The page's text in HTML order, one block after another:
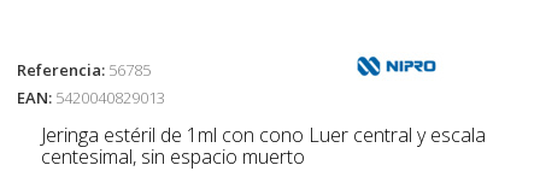
Referencia: 56785
EAN: 5420040829013
Jeringa estéril de 1ml con cono Luer central y escala
centesimal, sin espacio muerto